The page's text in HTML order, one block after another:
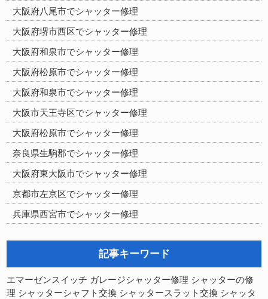
大阪府八尾市でシャッター修理
大阪府堺市西区でシャッター修理
大阪府和泉市でシャッター修理
大阪府松原市でシャッター修理
大阪府和泉市でシャッター修理
大阪市天王寺区でシャッター修理
大阪府松原市でシャッター修理
奈良県生駒郡でシャッター修理
大阪府東大阪市でシャッター修理
京都市左京区でシャッター修理
兵庫県西宮市でシャッター修理
記事キーワード
エマーゼンスイッチ ガレージシャッター修理 シャッターの修
理 シャッターシャフト交換 シャッタースラット交換 シャッタ